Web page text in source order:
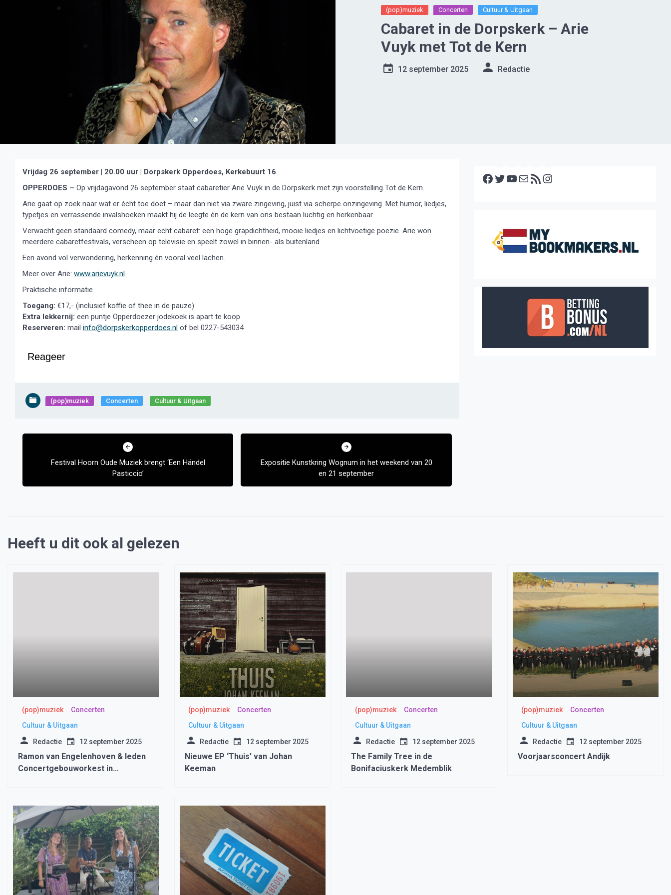
(pop)muziek Concerten Cultuur & Uitgaan
Cabaret in de Dorpskerk – Arie
Vuyk met Tot de Kern
12 september 2025 Redactie
Vrijdag 26 september | 20.00 uur | Dorpskerk Opperdoes, Kerkebuurt 16
OPPERDOES – Op vrijdagavond 26 september staat cabaretier Arie Vuyk in de Dorpskerk met zijn voorstelling Tot de Kern.
Arie gaat op zoek naar wat er écht toe doet – maar dan niet via zware zingeving, juist via scherpe onzingeving. Met humor, liedjes,
typetjes en verrassende invalshoeken maakt hij de leegte én de kern van ons bestaan luchtig en herkenbaar.
Verwacht geen standaard comedy, maar echt cabaret: een hoge grapdichtheid, mooie liedjes en lichtvoetige poëzie. Arie won
meerdere cabaretfestivals, verscheen op televisie en speelt zowel in binnen- als buitenland.
Een avond vol verwondering, herkenning én vooral veel lachen.
Meer over Arie: www.arievuyk.nl
Praktische informatie
Toegang: €17,- (inclusief koffie of thee in de pauze)
Extra lekkernij: een puntje Opperdoezer jodekoek is apart te koop
Reserveren: mail info@dorpskerkopperdoes.nl of bel 0227-543034
Reageer
(pop)muziek Concerten Cultuur & Uitgaan
Bericht
Festival Hoorn Oude Muziek brengt ‘Een Händel
Pasticcio’
Expositie Kunstkring Wognum in het weekend van 20
en 21 september
Facebook Twitter YouTube E-mail RSS feed
Heeft u dit ook al gelezen
(pop)muziek
Concerten
Cultuur & Uitgaan
Redactie 12 september 2025
Ramon van Engelenhoven & leden
Concertgebouworkest in
(pop)muziek
Concerten
Cultuur & Uitgaan
Redactie 12 september 2025
Nieuwe EP ‘Thuis’ van Johan
Keeman
(pop)muziek
Concerten
Cultuur & Uitgaan
Redactie 12 september 2025
The Family Tree in de
Bonifaciuskerk Medemblik
(pop)muziek
Concerten
Cultuur & Uitgaan
Redactie 12 september 2025
Voorjaarsconcert Andijk